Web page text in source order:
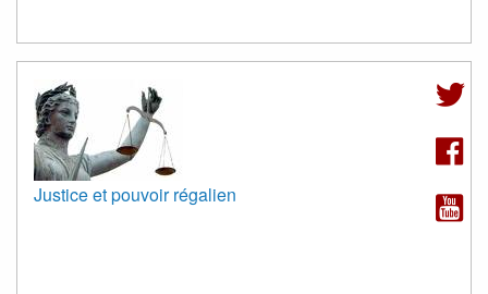
Justice et pouvoir régalien